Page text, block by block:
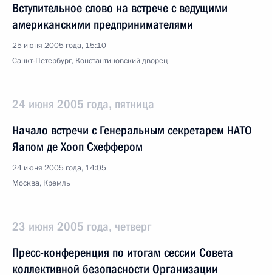
Вступительное слово на встрече с ведущими
американскими предпринимателями
25 июня 2005 года, 15:10
Санкт-Петербург, Константиновский дворец
24 июня 2005 года, пятница
Начало встречи с Генеральным секретарем НАТО
Яапом де Хооп Схеффером
24 июня 2005 года, 14:05
Москва, Кремль
23 июня 2005 года, четверг
Пресс-конференция по итогам сессии Совета
коллективной безопасности Организации